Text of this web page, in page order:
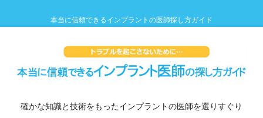
本当に信頼できるインプラントの医師探し方ガイド
確かな知識と技術をもったインプラントの医師を選りすぐり